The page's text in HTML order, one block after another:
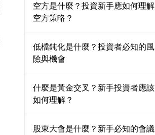
空方是什麼？投資新手應如何理解
空方策略？
低檔鈍化是什麼？投資者必知的風
險與機會
什麼是黃金交叉？新手投資者應該
如何理解？
股東大會是什麼？新手必知的會議